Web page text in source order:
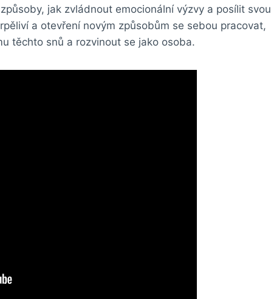
jak zvládnout emocionální⁤ výzvy a posílit svou
a otevření novým‍ způsobům se‍ sebou pracovat,​
těchto snů a rozvinout ⁣se jako osoba.